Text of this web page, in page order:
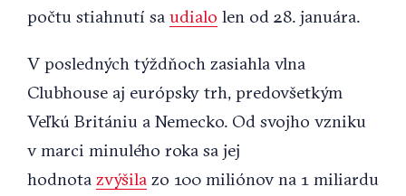
počtu stiahnutí sa udialo len od 28. januára.
V posledných týždňoch zasiahla vlna
Clubhouse aj európsky trh, predovšetkým
Veľkú Britániu a Nemecko. Od svojho vzniku
v marci minulého roka sa jej
hodnota zvýšila zo 100 miliónov na 1 miliardu